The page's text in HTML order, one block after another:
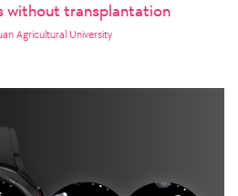
without transplantation
Agricultural University